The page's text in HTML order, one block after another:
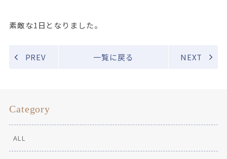
素敵な1日となりました。
PREV 一覧に戻る NEXT
Category
ALL